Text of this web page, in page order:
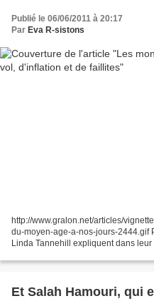
Publié le 06/06/2011 à 20:17
Par Eva R-sistons
http://www.gralon.net/articles/
du-moyen-age-a-nos-jours-2444.gif
Linda Tannehill expliquent dans
Et Salah Hamouri, qui